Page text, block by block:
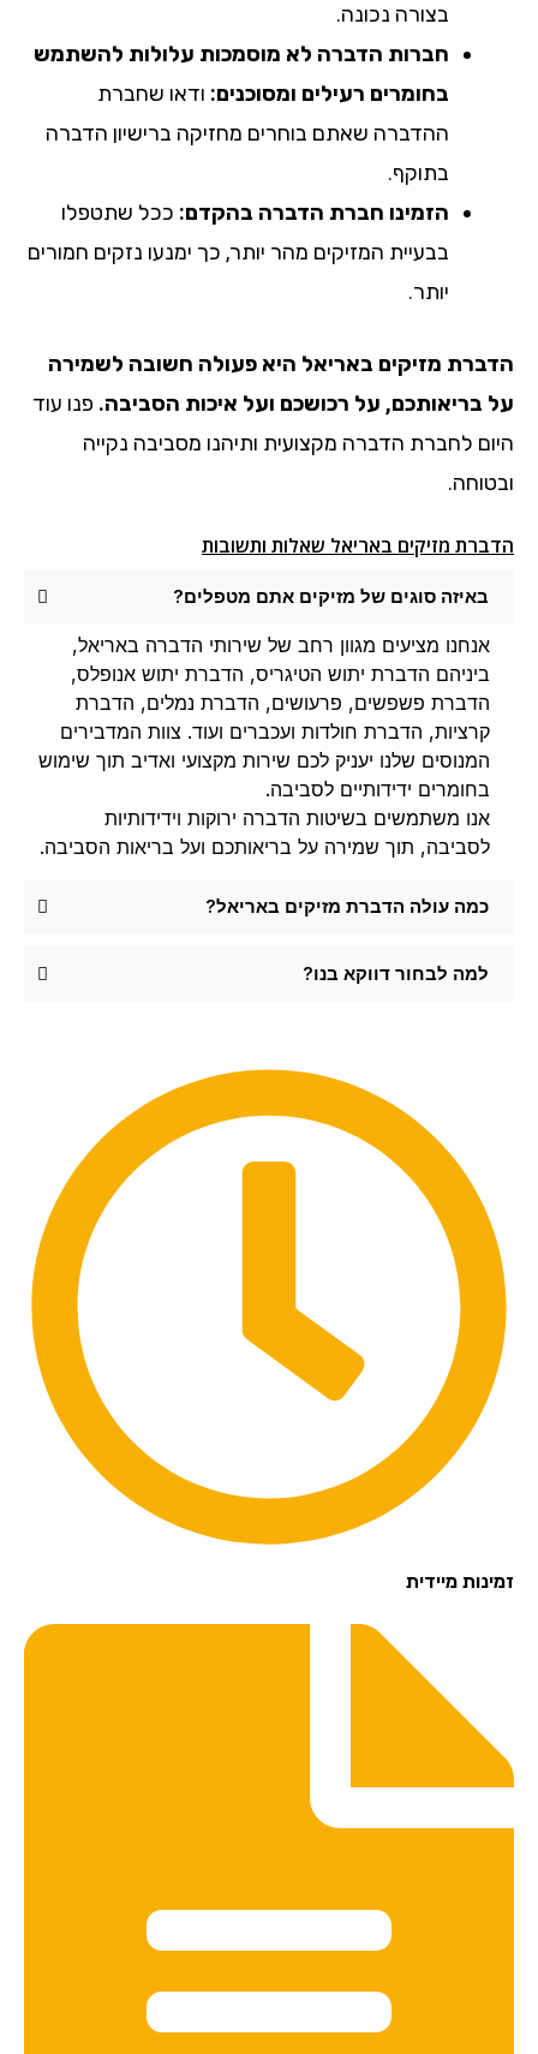
בצורה נכונה.
חברות הדברה לא מוסמכות עלולות להשתמש
בחומרים רעילים ומסוכנים: ודאו שחברת
ההדברה שאתם בוחרים מחזיקה ברישיון הדברה
בתוקף.
הזמינו חברת הדברה בהקדם: ככל שתטפלו
בבעיית המזיקים מהר יותר, כך ימנעו נזקים חמורים
יותר.
הדברת מזיקים באריאל היא פעולה חשובה לשמירה
על בריאותכם, על רכושכם ועל איכות הסביבה. פנו עוד
היום לחברת הדברה מקצועית ותיהנו מסביבה נקייה
ובטוחה.
הדברת מזיקים באריאל שאלות ותשובות
באיזה סוגים של מזיקים אתם מטפלים?
אנחנו מציעים מגוון רחב של שירותי הדברה באריאל,
ביניהם הדברת יתוש הטיגריס, הדברת יתוש אנופלס,
הדברת פשפשים, פרעושים, הדברת נמלים, הדברת
קרציות, הדברת חולדות ועכברים ועוד. צוות המדבירים
המנוסים שלנו יעניק לכם שירות מקצועי ואדיב תוך שימוש
בחומרים ידידותיים לסביבה.
אנו משתמשים בשיטות הדברה ירוקות וידידותיות
לסביבה, תוך שמירה על בריאותכם ועל בריאות הסביבה.
כמה עולה הדברת מזיקים באריאל?
למה לבחור דווקא בנו?
זמינות מיידית